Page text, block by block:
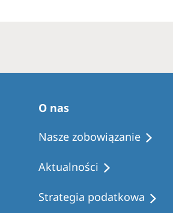
O nas
Nasze zobowiązanie
Aktualności
Strategia podatkowa